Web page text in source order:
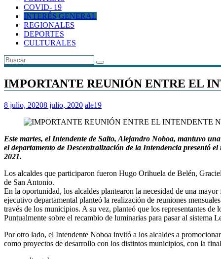
COVID- 19
INTERÉS GENERAL
REGIONALES
DEPORTES
CULTURALES
IMPORTANTE REUNIÓN ENTRE EL
8 julio, 20208 julio, 2020 ale19
Este martes, el Intendente de Salto, Alejandro Noboa, mantuvo
el departamento de Descentralización de la Intendencia presentó
2021.
Los alcaldes que participaron fueron Hugo Orihuela de Belén,
de San Antonio.
En la oportunidad, los alcaldes plantearon la necesidad de una
ejecutivo departamental planteó la realización de reuniones
través de los municipios. A su vez, planteó que los representantes
Puntualmente sobre el recambio de luminarias para pasar al
Por otro lado, el Intendente Noboa invitó a los alcaldes a
como proyectos de desarrollo con los distintos municipios, con la